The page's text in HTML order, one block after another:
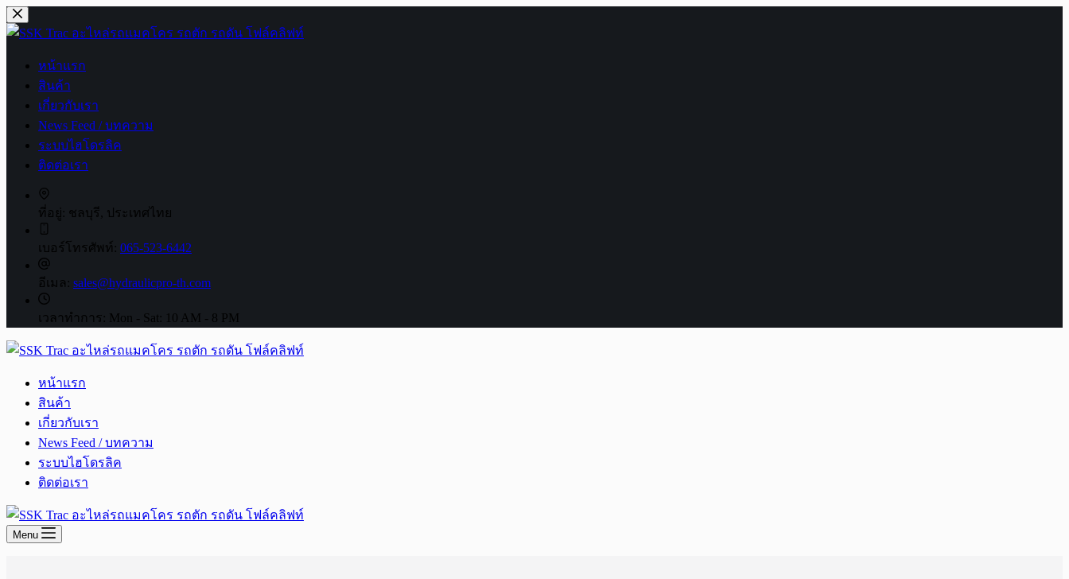
Skip
to
content
หน้าแรก
สินค้า
เกี่ยวกับเรา
News Feed / บทความ
ระบบไฮโดรลิค
ติดต่อเรา
ที่อยู่: ชลบุรี, ประเทศไทย
เบอร์โทรศัพท์: 065-523-6442
อีเมล: sales@hydraulicpro-th.com
เวลาทำการ: Mon - Sat: 10 AM - 8 PM
หน้าแรก
สินค้า
เกี่ยวกับเรา
News Feed / บทความ
ระบบไฮโดรลิค
ติดต่อเรา
Menu